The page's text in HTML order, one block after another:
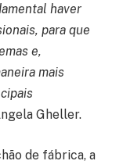
haver
para que
e,
mais
Gheller.
de fábrica, a